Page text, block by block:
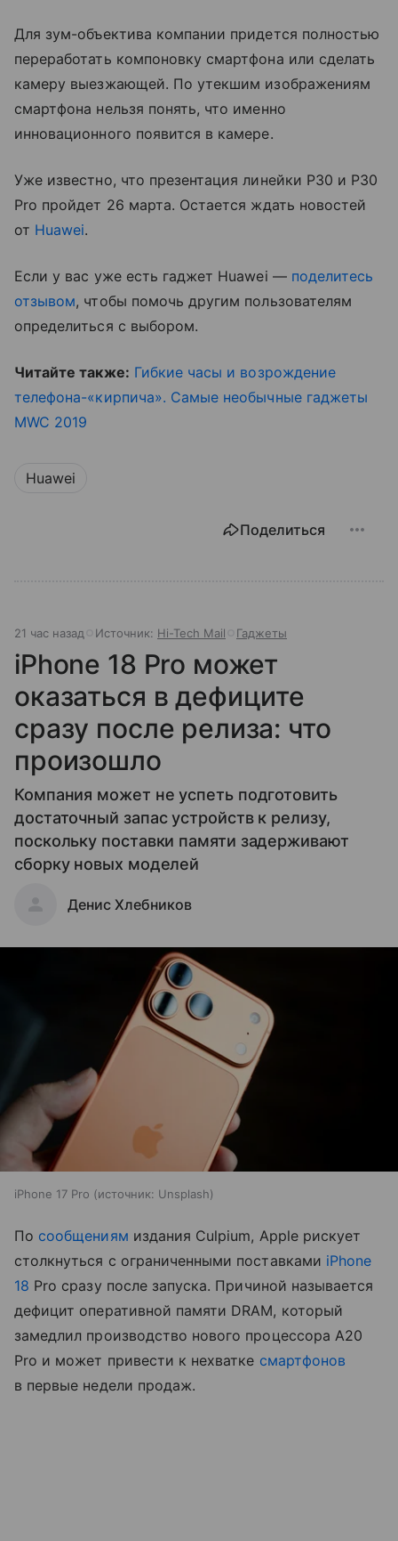
Для зум-объектива компании придется полностью
переработать компоновку смартфона или сделать
камеру выезжающей. По утекшим изображениям
смартфона нельзя понять, что именно
инновационного появится в камере.
Уже известно, что презентация линейки P30 и P30
Pro пройдет 26 марта. Остается ждать новостей
от Huawei.
Если у вас уже есть гаджет Huawei — поделитесь
отзывом, чтобы помочь другим пользователям
определиться с выбором.
Читайте также: Гибкие часы и возрождение
телефона-«кирпича». Самые необычные гаджеты
MWC 2019
Huawei
Поделиться
21 час назад Источник: Hi-Tech Mail Гаджеты
iPhone 18 Pro может
оказаться в дефиците
сразу после релиза: что
произошло
Компания может не успеть подготовить
достаточный запас устройств к релизу,
поскольку поставки памяти задерживают
сборку новых моделей
Денис Хлебников
iPhone 17 Pro источник: Unsplash
По сообщениям издания Culpium, Apple рискует
столкнуться с ограниченными поставками iPhone
18 Pro сразу после запуска. Причиной называется
дефицит оперативной памяти DRAM, который
замедлил производство нового процессора A20
Pro и может привести к нехватке смартфонов
в первые недели продаж.